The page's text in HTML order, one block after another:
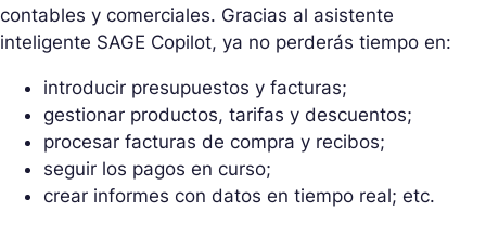
contables y comerciales. Gracias al asistente
inteligente SAGE Copilot, ya no perderás tiempo en:
introducir presupuestos y facturas;
gestionar productos, tarifas y descuentos;
procesar facturas de compra y recibos;
seguir los pagos en curso;
crear informes con datos en tiempo real; etc.